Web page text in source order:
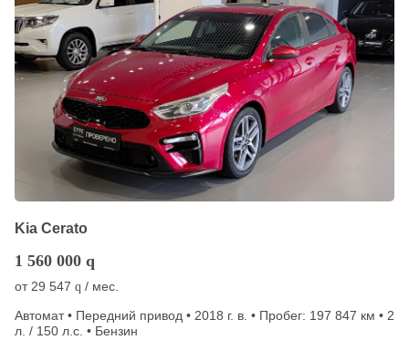
Kia Cerato
1 560 000 q
от29 547 q / мес.
Автомат • Передний привод • 2018 г. в. • Пробег: 197 847 км • 2
л. / 150 л.с. • Бензин